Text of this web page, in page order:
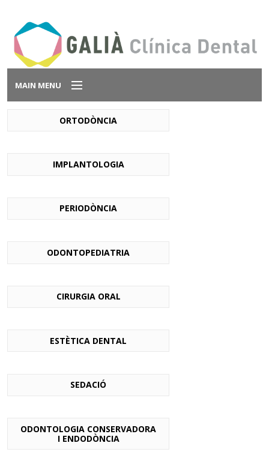
MAIN MENU
TRACTAMENTSORTODÒNCIA
IMPLANTOLOGIA
PERIODÒNCIA
ODONTOPEDIATRIA
CIRURGIA ORAL
ESTÈTICA DENTAL
SEDACIÓ
ODONTOLOGIA CONSERVADORA
I ENDODÒNCIA